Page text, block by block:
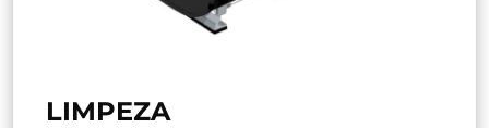
LIMPEZA